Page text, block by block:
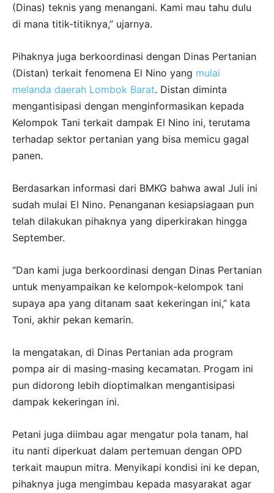
(Dinas) teknis yang menangani. Kami mau tahu dulu
di mana titik-titiknya,” ujarnya.
Pihaknya juga berkoordinasi dengan Dinas Pertanian
(Distan) terkait fenomena El Nino yang mulai
melanda daerah Lombok Barat. Distan diminta
mengantisipasi dengan menginformasikan kepada
Kelompok Tani terkait dampak El Nino ini, terutama
terhadap sektor pertanian yang bisa memicu gagal
panen.
Berdasarkan informasi dari BMKG bahwa awal Juli ini
sudah mulai El Nino. Penanganan kesiapsiagaan pun
telah dilakukan pihaknya yang diperkirakan hingga
September.
“Dan kami juga berkoordinasi dengan Dinas Pertanian
untuk menyampaikan ke kelompok-kelompok tani
supaya apa yang ditanam saat kekeringan ini,” kata
Toni, akhir pekan kemarin.
Ia mengatakan, di Dinas Pertanian ada program
pompa air di masing-masing kecamatan. Progam ini
pun didorong lebih dioptimalkan mengantisipasi
dampak kekeringan ini.
Petani juga diimbau agar mengatur pola tanam, hal
itu nanti diperkuat dalam pertemuan dengan OPD
terkait maupun mitra. Menyikapi kondisi ini ke depan,
pihaknya juga mengimbau kepada masyarakat agar